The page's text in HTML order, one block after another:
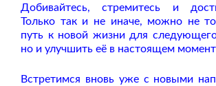
Добивайтесь, стремитесь и
Только так и не иначе, можно не
путь к новой жизни для
но и улучшить её в настоящем
Встретимся вновь уже с новыми